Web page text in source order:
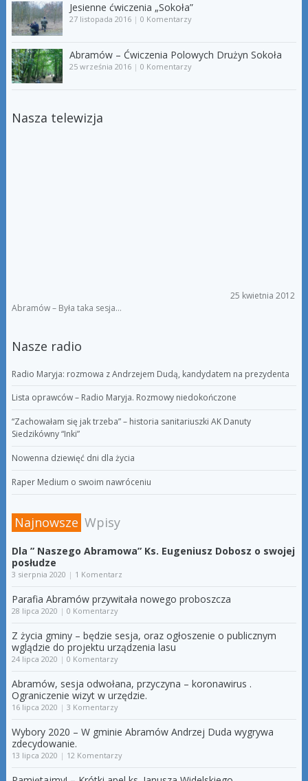
Jesienne ćwiczenia „Sokoła”
27 listopada 2016| 0 Komentarzy
Abramów – Ćwiczenia Polowych Drużyn Sokoła
25 września 2016| 0 Komentarzy
Nasza telewizja
25 kwietnia 2012
Abramów – Była taka sesja…
Nasze radio
Radio Maryja: rozmowa z Andrzejem Dudą, kandydatem na prezydenta
Lista oprawców – Radio Maryja. Rozmowy niedokończone
“Zachowałam się jak trzeba” – historia sanitariuszki AK Danuty
Siedzikówny “Inki”
Nowenna dziewięć dni dla życia
Raper Medium o swoim nawróceniu
Najnowsze Wpisy
Dla ” Naszego Abramowa” Ks. Eugeniusz Dobosz o swojej
posłudze
3 sierpnia 2020 | 1 Komentarz
Parafia Abramów przywitała nowego proboszcza
28 lipca 2020 | 0 Komentarzy
Z życia gminy – będzie sesja, oraz ogłoszenie o publicznym
wglądzie do projektu urządzenia lasu
24 lipca 2020 | 0 Komentarzy
Abramów, sesja odwołana, przyczyna – koronawirus .
Ograniczenie wizyt w urzędzie.
16 lipca 2020 | 3 Komentarzy
Wybory 2020 – W gminie Abramów Andrzej Duda wygrywa
zdecydowanie.
13 lipca 2020 | 12 Komentarzy